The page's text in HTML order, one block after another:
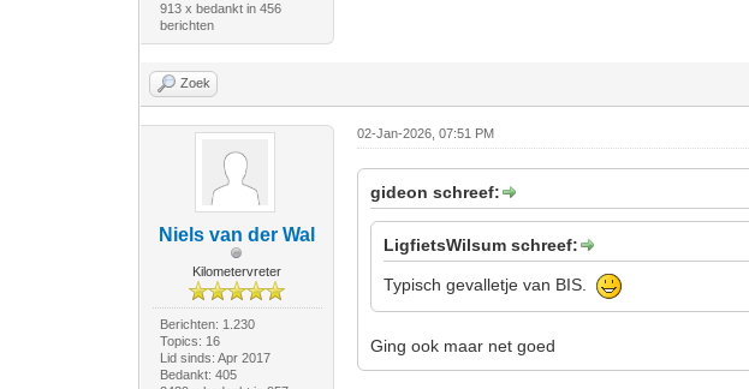
913 x bedankt in 456
berichten
Zoek
Niels van der Wal
Kilometervreter
Berichten: 1.230
Topics: 16
Lid sinds: Apr 2017
Bedankt: 405
02-Jan-2026, 07:51 PM
gideon schreef:
LigfietsWilsum schreef:
Typisch gevalletje van BIS.
Ging ook maar net goed